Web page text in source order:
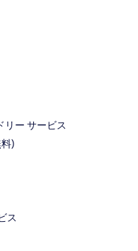
リー サービス
)
ス